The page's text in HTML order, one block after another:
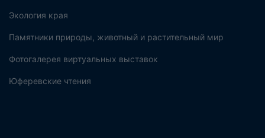
Экология края
Памятники природы, животный и растительный мир
Фотогалерея виртуальных выставок
Юферевские чтения